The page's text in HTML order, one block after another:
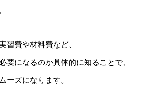
習費や材料費など、
要になるのか具体的に知ることで、
ーズになります。